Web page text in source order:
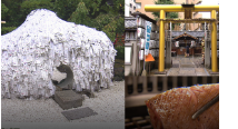
提供